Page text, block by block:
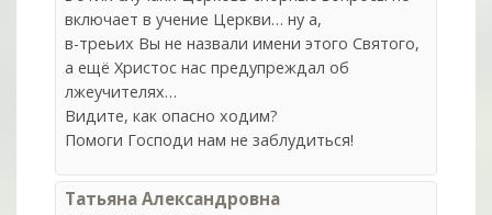
включает в учение Церкви… ну а,
в-треьих Вы не назвали имени этого Святого,
а ещё Христос нас предупреждал об
лжеучителях…
Видите, как опасно ходим?
Помоги Господи нам не заблудиться!
Татьяна Александровна